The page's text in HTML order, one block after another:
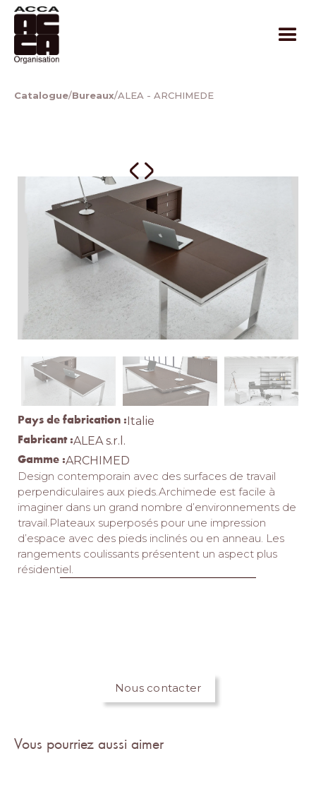
Catalogue/Bureaux/ALEA - ARCHIMEDE
Pays de fabrication :Italie
Fabricant :ALEA s.r.l.
Gamme :ARCHIMED
Design contemporain avec des surfaces de travail
perpendiculaires aux pieds.Archimede est facile à
imaginer dans un grand nombre d’environnements de
travail.Plateaux superposés pour une impression
d’espace avec des pieds inclinés ou en anneau. Les
rangements coulissants présentent un aspect plus
résidentiel.
Nous contacter
Vous pourriez aussi aimer